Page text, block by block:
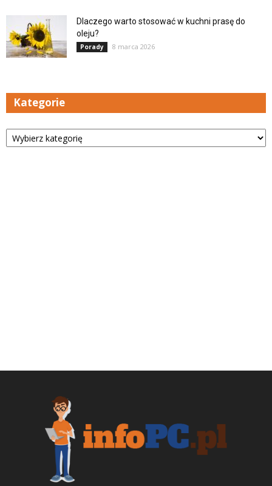
Dlaczego warto stosować w kuchni prasę do
oleju?
Porady 8 marca 2026
Kategorie
Kategorie